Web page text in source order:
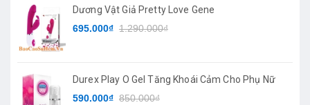
Dương Vật Giả Pretty Love Gene
695.000₫ 1.290.000₫
Durex Play O Gel Tăng Khoái Cảm Cho Phụ Nữ
590.000₫ 850.000₫